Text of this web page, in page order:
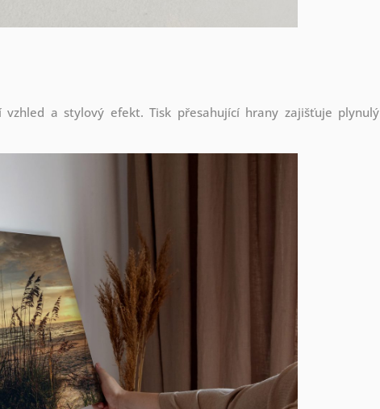
a stylový efekt. Tisk přesahující hrany zajišťuje plynulý